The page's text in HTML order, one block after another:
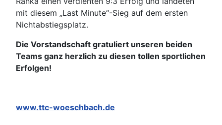
mit diesem „Last Minute“-Sieg auf dem ersten
Nichtabstiegsplatz.
Die Vorstandschaft gratuliert unseren beiden
Teams ganz herzlich zu diesen tollen sportlichen
Erfolgen!
www.ttc-woeschbach.de